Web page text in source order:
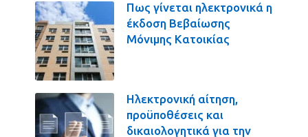
Πως γίνεται ηλεκτρονικά η
έκδοση Βεβαίωσης
Μόνιμης Κατοικίας
Ηλεκτρονική αίτηση,
προϋποθέσεις και
δικαιολογητικά για την